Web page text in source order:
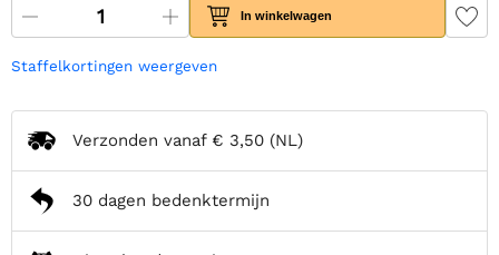
In winkelwagen
Staffelkortingen weergeven
Verzonden vanaf € 3,50 (NL)
30 dagen bedenktermijn